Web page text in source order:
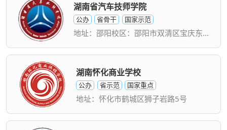
湖南省汽车技师学院
公办 省骨干 国家示范
地址：邵阳校区：邵阳市双清区宝庆东路158号
湖南怀化商业学校
公办 省示范 国家重点
地址：怀化市鹤城区狮子岩路5号